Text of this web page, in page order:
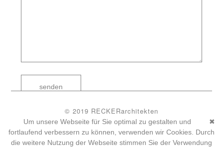
senden
© 2019 RECKERarchitekten
datenschutz
impressum
datenschutzeinstellungen
wueins - Werbeagentur Münster
✖
Um unsere Webseite für Sie optimal zu gestalten und
fortlaufend verbessern zu können, verwenden wir Cookies. Durch
die weitere Nutzung der Webseite stimmen Sie der Verwendung